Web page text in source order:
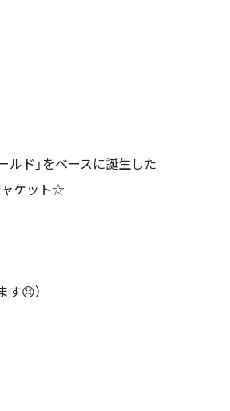
ルド」をベースに誕生した
ャケット☆
す😞）